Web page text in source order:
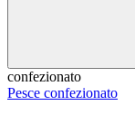
confezionato
Pesce confezionato